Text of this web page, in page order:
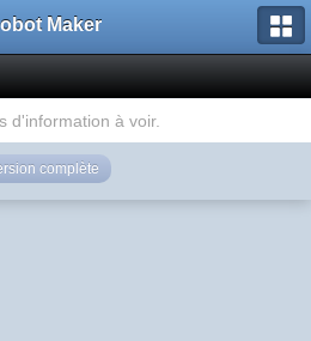
Maker
d'information à voir.
complète